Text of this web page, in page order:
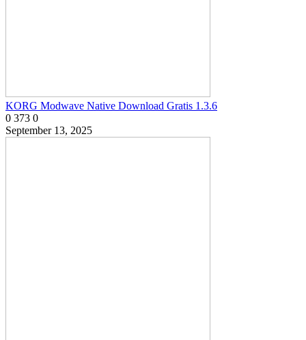
KORG Modwave Native Download Gratis 1.3.6
0 373 0
September 13, 2025